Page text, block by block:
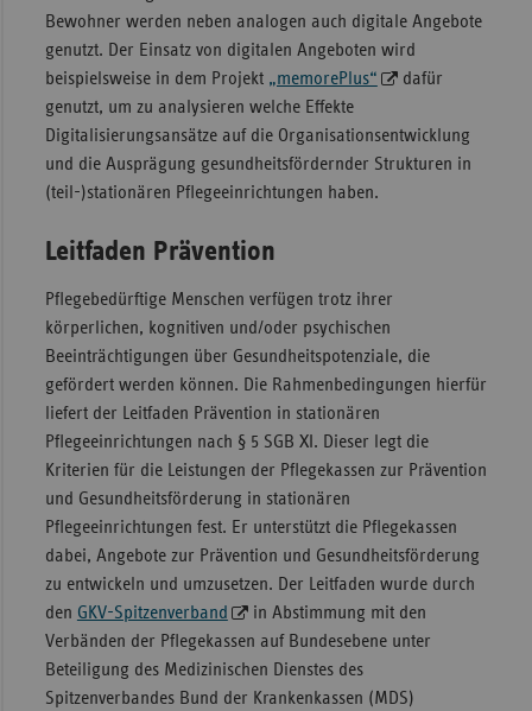
Bewohner werden neben analogen auch digitale Angebote
genutzt. Der Einsatz von digitalen Angeboten wird
beispielsweise in dem Projekt „memorePlus“
dafür
genutzt, um zu analysieren welche Effekte
Digitalisierungsansätze auf die Organisationsentwicklung
und die Ausprägung gesundheitsfördernder Strukturen in
(teil-)stationären Pflegeeinrichtungen haben.
Leitfaden Prävention
Pflegebedürftige Menschen verfügen trotz ihrer
körperlichen, kognitiven und/oder psychischen
Beeinträchtigungen über Gesundheitspotenziale, die
gefördert werden können. Die Rahmenbedingungen hierfür
liefert der Leitfaden Prävention in stationären
Pflegeeinrichtungen nach § 5 SGB XI. Dieser legt die
Kriterien für die Leistungen der Pflegekassen zur Prävention
und Gesundheitsförderung in stationären
Pflegeeinrichtungen fest. Er unterstützt die Pflegekassen
dabei, Angebote zur Prävention und Gesundheitsförderung
zu entwickeln und umzusetzen. Der Leitfaden wurde durch
den GKV-Spitzenverband
in Abstimmung mit den
Verbänden der Pflegekassen auf Bundesebene unter
Beteiligung des Medizinischen Dienstes des
Spitzenverbandes Bund der Krankenkassen (MDS)